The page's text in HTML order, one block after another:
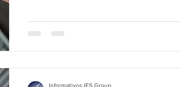
Informativos IFS Group